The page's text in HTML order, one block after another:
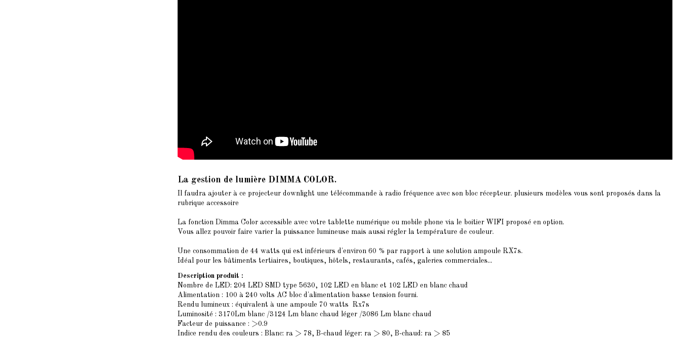
La gestion de lumière DIMMA COLOR.
Il faudra ajouter à ce projecteur downlight une télécommande à radio fréquence avec son bloc récepteur. plusieurs modèles vous sont proposés dans la
rubrique accessoire
La fonction Dimma Color accessible avec votre tablette numérique ou mobile phone via le boitier WIFI proposé en option.
Vous allez pouvoir faire varier la puissance lumineuse mais aussi régler la température de couleur.
Une consommation de 44 watts qui est inférieurs d'environ 60 % par rapport à une solution ampoule RX7s.
Idéal pour les bâtiments tertiaires, boutiques, hôtels, restaurants, cafés, galeries commerciales...
Description produit :
Nombre de LED: 204 LED SMD type 5630, 102 LED en blanc et 102 LED en blanc chaud
Alimentation : 100 à 240 volts AC bloc d'alimentation basse tension fourni.
Rendu lumineux : équivalent à une ampoule 70 watts Rx7s
Luminosité : 3170Lm blanc /3124 Lm blanc chaud léger /3086 Lm blanc chaud
Facteur de puissance : >0.9
Indice rendu des couleurs : Blanc: ra > 78, B-chaud léger: ra > 80, B-chaud: ra > 85